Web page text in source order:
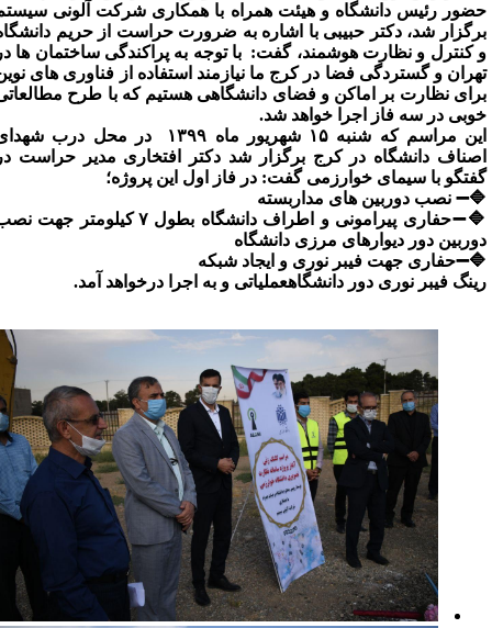
رئیس دانشگاه و هیئت همراه با همکاری شرکت آلونی سیستم
شد، دکتر حبیبی با اشاره به ضرورت حراست از حریم دانشگاه
کنترل و نظارت هوشمند، گفت: با توجه به پراکندگی ساختمان ها در
و گستردگی فضا در کرج ما نیازمند استفاده از فناوری های نوین
نظارت بر اماکن و فضای دانشگاهی هستیم که با طرح مطالعاتی
در سه فاز اجرا خواهد شد.
این مراسم که شنبه ۱۵ شهریور ماه ۱۳۹۹ در محل درب شهدای
دانشگاه در کرج برگزار شد دکتر افتخاری مدیر حراست در
با سیمای خوارزمی گفت: در فاز اول این پروژه؛
نصب دوربین های مداربسته
🔷➖حفاری پیرامونی و اطراف دانشگاه بطول ۷ کیلومتر جهت نصب
دور دیوارهای مرزی دانشگاه
جهت فیبر نوری و ایجاد شبکه
فیبر نوری دور دانشگاهعملیاتی و به اجرا درخواهد آمد.